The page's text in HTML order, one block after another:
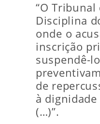
“O Tribunal
Disciplina
onde o
inscrição
suspendê-lo
de
à dignidade
(…)”.